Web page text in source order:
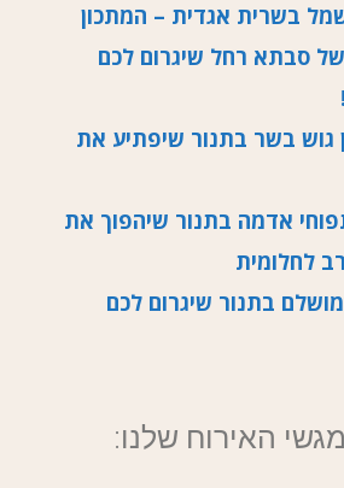
אגדית – המתכון
רחל שיגרום לכם
בשר בתנור שיפתיע את
אדמה בתנור שיהפוך את
בתנור שיגרום לכם
האירוח שלנו: